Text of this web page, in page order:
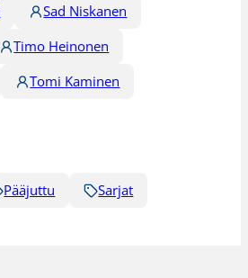
Sad Niskanen
Timo Heinonen
Tomi Kaminen
Pääjuttu Sarjat